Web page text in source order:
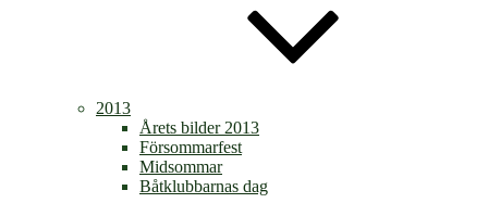
2013
Årets bilder 2013
Försommarfest
Midsommar
Båtklubbarnas dag